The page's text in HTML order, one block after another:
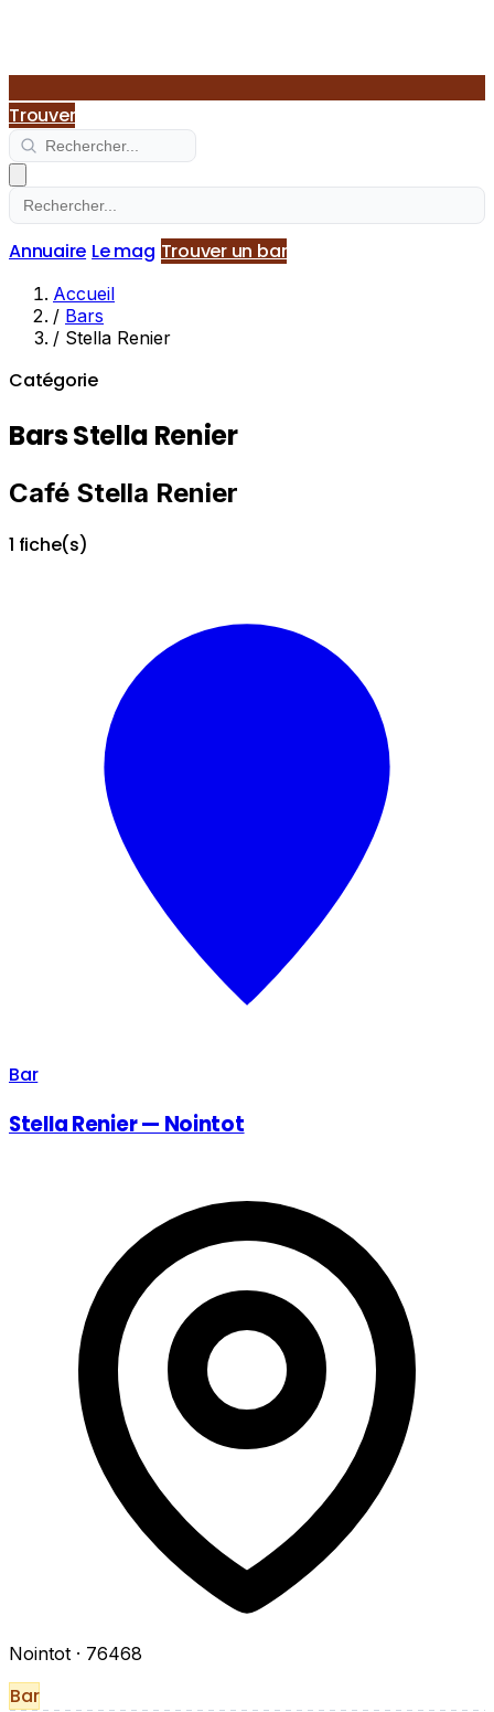
Trouver
Annuaire Le mag Trouver un bar
Accueil
/ Bars
/ Stella Renier
Catégorie
Bars Stella Renier
Café Stella Renier
1 fiche(s)
Bar
Stella Renier — Nointot
Nointot · 76468
Bar